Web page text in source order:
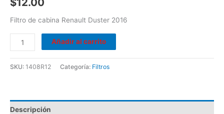
Filtro de cabina Renault Duster 2016
Añadir al carrito
SKU: 1408R12 Categoría: Filtros
Descripción